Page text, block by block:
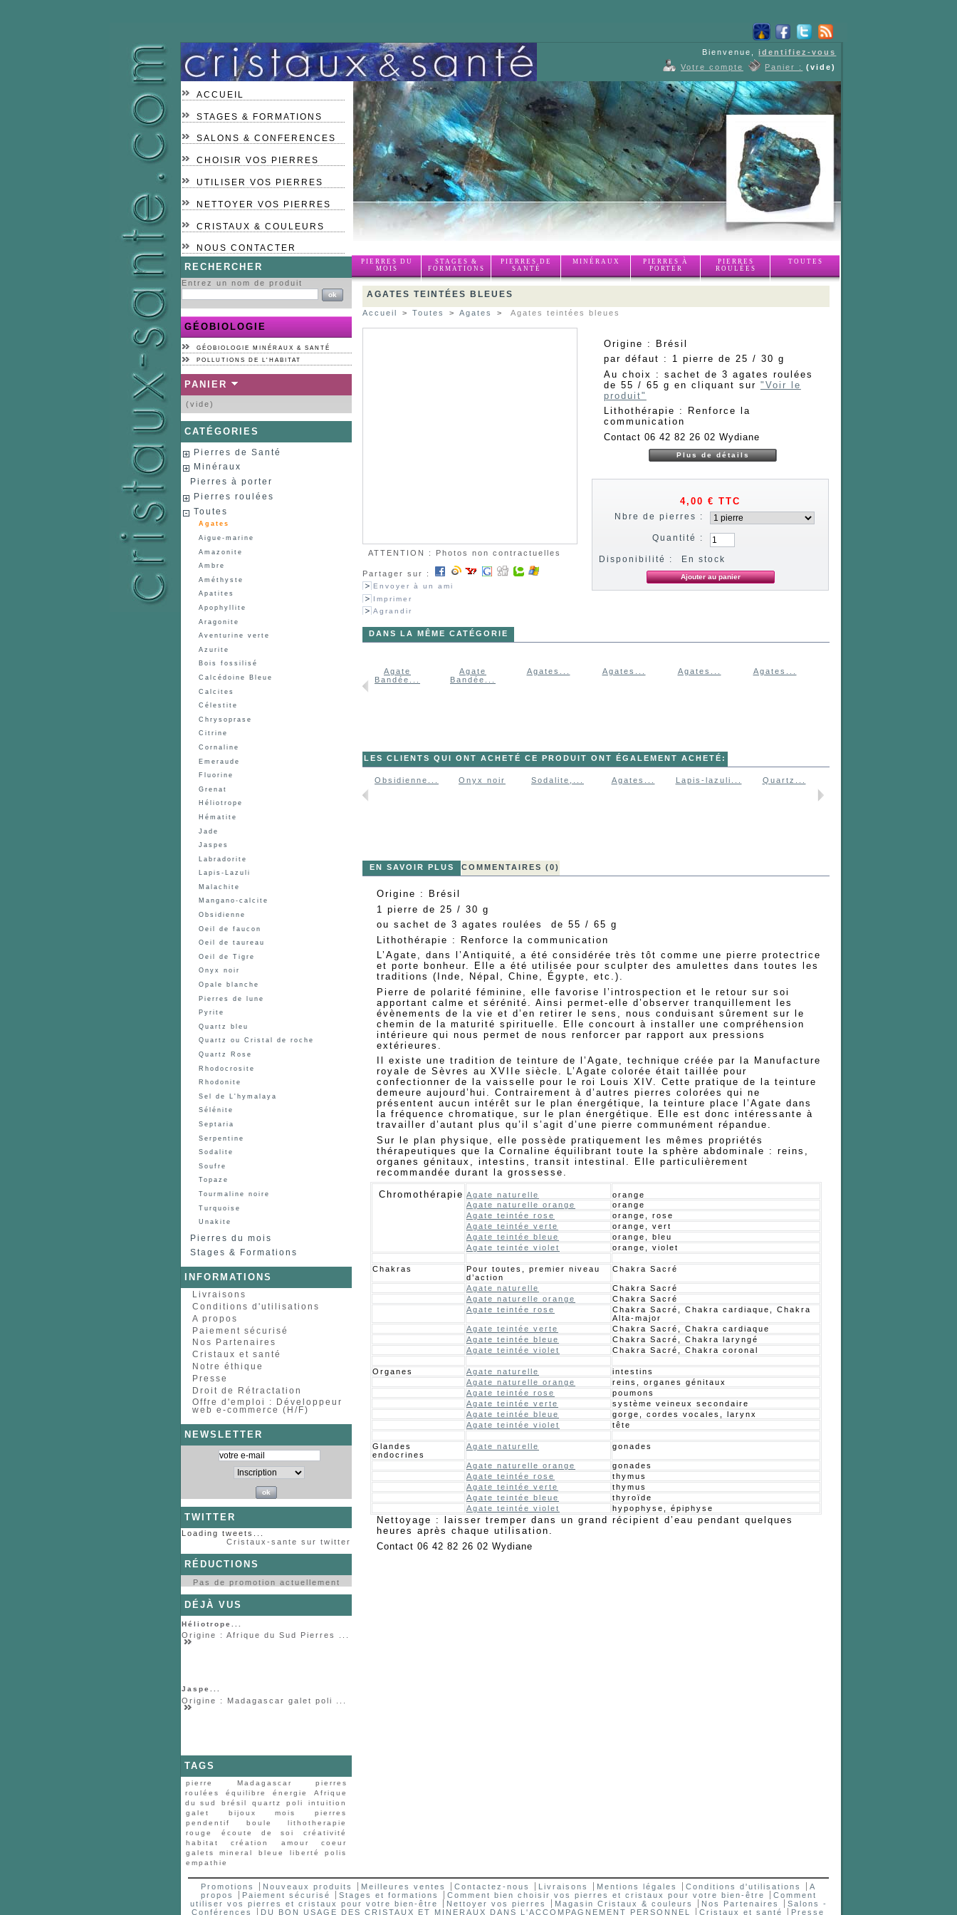
ACCUEIL
STAGES & FORMATIONS
SALONS & CONFERENCES
CHOISIR VOS PIERRES
UTILISER VOS PIERRES
NETTOYER VOS PIERRES
CRISTAUX & COULEURS
NOUS CONTACTER
Bienvenue,identifiez-vous
Panier :
(vide)
Votre compte
PIERRES DU
MOIS
STAGES &
FORMATIONS
PIERRES DE
SANTÉ
MINÉRAUX
PIERRES À
PORTER
PIERRES
ROULÉES
TOUTES
RECHERCHER
Entrez un nom de produit
GÉOBIOLOGIE
GÉOBIOLOGIE MINÉRAUX & SANTÉ
POLLUTIONS DE L'HABITAT
PANIER
(vide)
CATÉGORIES
Pierres de Santé
Minéraux
Pierres à porter
Pierres roulées
Toutes
Agates
Aigue-marine
Amazonite
Ambre
Améthyste
Apatites
Apophyllite
Aragonite
Aventurine verte
Azurite
Bois fossilisé
Calcédoine Bleue
Calcites
Célestite
Chrysoprase
Citrine
Cornaline
Emeraude
Fluorine
Grenat
Héliotrope
Hématite
Jade
Jaspes
Labradorite
Lapis-Lazuli
Malachite
Mangano-calcite
Obsidienne
Oeil de faucon
Oeil de taureau
Oeil de Tigre
Onyx noir
Opale blanche
Pierres de lune
Pyrite
Quartz bleu
Quartz ou Cristal de roche
Quartz Rose
Rhodocrosite
Rhodonite
Sel de L'hymalaya
Sélénite
Septaria
Serpentine
Sodalite
Soufre
Topaze
Tourmaline noire
Turquoise
Unakite
Pierres du mois
Stages & Formations
INFORMATIONS
Livraisons
Conditions d'utilisations
A propos
Paiement sécurisé
Nos Partenaires
Cristaux et santé
Notre éthique
Presse
Droit de Rétractation
Offre d'emploi : Développeur
web e-commerce (H/F)
NEWSLETTER
TWITTER
Loading tweets...
Cristaux-sante sur twitter
RÉDUCTIONS
Pas de promotion actuellement
DÉJÀ VUS
Héliotrope...
Origine : Afrique du Sud Pierres ...
Jaspe...
Origine : Madagascar galet poli ...
TAGS
pierre Madagascar
pierres
roulées
équilibre énergie
Afrique
du sud
brésil quartz poli
intuition
galet
bijoux mois
pierres
pendentif
boule
lithotherapie
rouge
écoute de soi
créativité
habitat
création amour
coeur
galets
mineral bleue liberté
polis
empathie
AGATES TEINTÉES BLEUES
Accueil > Toutes > Agates > Agates teintées bleues
ATTENTION : Photos non contractuelles
Partager sur :
Envoyer à un ami
Imprimer
Agrandir
Origine : Brésil
par défaut : 1 pierre de 25 / 30 g
Au choix : sachet de 3 agates roulées
de 55 / 65 g en cliquant sur "Voir le
produit"
Lithothérapie : Renforce la
communication
Contact 06 42 82 26 02 Wydiane
Plus de détails
4,00 € TTC
Nbre de pierres :
Quantité :
Disponibilité : En stock
DANS LA MÊME CATÉGORIE
Agate
Bandée...
Agate
Bandée...
Agates... Agates... Agates... Agates...
LES CLIENTS QUI ONT ACHETÉ CE PRODUIT ONT ÉGALEMENT ACHETÉ:
Obsidienne... Onyx noir Sodalite,... Agates... Lapis-lazuli... Quartz...
EN SAVOIR PLUS COMMENTAIRES (0)
Origine : Brésil
1 pierre de 25 / 30 g
ou sachet de 3 agates roulées de 55 / 65 g
Lithothérapie : Renforce la communication
L’Agate, dans l’Antiquité, a été considérée très tôt comme une pierre protectrice
et porte bonheur. Elle a été utilisée pour sculpter des amulettes dans toutes les
traditions (Inde, Népal, Chine, Égypte, etc.).
Pierre de polarité féminine, elle favorise l’introspection et le retour sur soi
apportant calme et sérénité. Ainsi permet-elle d’observer tranquillement les
évènements de la vie et d’en retirer le sens, nous conduisant sûrement sur le
chemin de la maturité spirituelle. Elle concourt à installer une compréhension
intérieure qui nous permet de nous renforcer par rapport aux pressions
extérieures.
Il existe une tradition de teinture de l’Agate, technique créée par la Manufacture
royale de Sèvres au XVIIe siècle. L’Agate colorée était taillée pour
confectionner de la vaisselle pour le roi Louis XIV. Cette pratique de la teinture
demeure aujourd’hui. Contrairement à d’autres pierres colorées qui ne
présentent aucun intérêt sur le plan énergétique, la teinture place l’Agate dans
la fréquence chromatique, sur le plan énergétique. Elle est donc intéressante à
travailler d’autant plus qu’il s’agit d’une pierre communément répandue.
Sur le plan physique, elle possède pratiquement les mêmes propriétés
thérapeutiques que la Cornaline équilibrant toute la sphère abdominale : reins,
organes génitaux, intestins, transit intestinal. Elle particulièrement
recommandée durant la grossesse.
Chromothérapie Agate naturelle
orange
Agate naturelle orange
orange
Agate teintée rose
orange, rose
Agate teintée verte
orange, vert
Agate teintée bleue
orange, bleu
Agate teintée violet
orange, violet
Chakras
Pour toutes, premier niveau
d’action
Chakra Sacré
Agate naturelle
Chakra Sacré
Agate naturelle orange
Chakra Sacré
Agate teintée rose
Chakra Sacré, Chakra cardiaque, Chakra
Alta-major
Agate teintée verte
Chakra Sacré, Chakra cardiaque
Agate teintée bleue
Chakra Sacré, Chakra laryngé
Agate teintée violet
Chakra Sacré, Chakra coronal
Organes Agate naturelle
intestins
Agate naturelle orange
reins, organes génitaux
Agate teintée rose
poumons
Agate teintée verte
système veineux secondaire
Agate teintée bleue
gorge, cordes vocales, larynx
Agate teintée violet
tête
Glandes
endocrines
Agate naturelle gonades
Agate naturelle orange
gonades
Agate teintée rose
thymus
Agate teintée verte
thymus
Agate teintée bleue
thyroïde
Agate teintée violet
hypophyse, épiphyse
Nettoyage : laisser tremper dans un grand récipient d’eau pendant quelques
heures après chaque utilisation.
Contact 06 42 82 26 02 Wydiane
Promotions Nouveaux produits Meilleures ventes Contactez-nous Livraisons Mentions légales Conditions d'utilisations
A
propos
Paiement sécurisé Stages et formations Comment bien choisir vos pierres et cristaux pour votre bien-être
Comment
utiliser vos pierres et cristaux pour votre bien-être
Nettoyer vos pierres Magasin Cristaux & couleurs Nos Partenaires
Salons -
Conférences
DU BON USAGE DES CRISTAUX ET MINERAUX DANS L'ACCOMPAGNEMENT PERSONNEL Cristaux et santé Presse